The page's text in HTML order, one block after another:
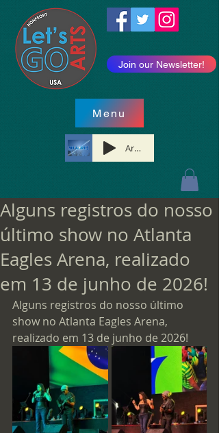
Join our Newsletter!
Menu
Artist Name
Alguns registros do nosso
último show no Atlanta
Eagles Arena, realizado
em 13 de junho de 2026!
Alguns registros do nosso último
show no Atlanta Eagles Arena,
realizado em 13 de junho de 2026!